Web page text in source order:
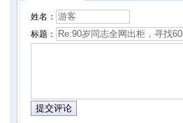
姓名：
标题：